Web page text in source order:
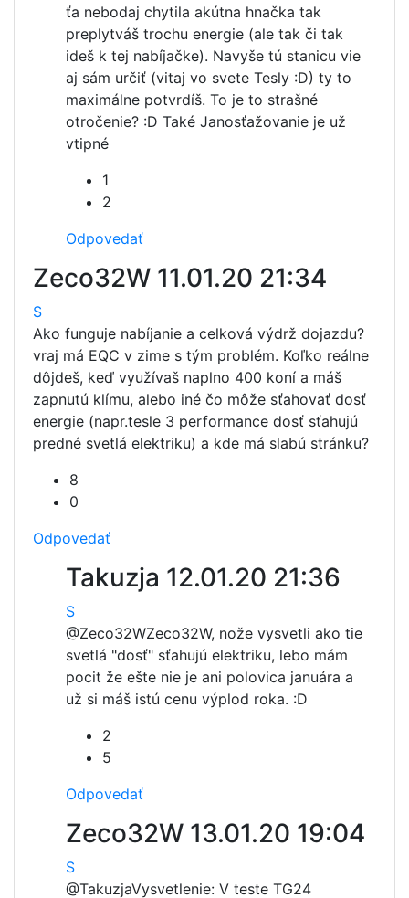
ťa nebodaj chytila akútna hnačka tak
preplytváš trochu energie (ale tak či tak
ideš k tej nabíjačke). Navyše tú stanicu vie
aj sám určiť (vitaj vo svete Tesly :D) ty to
maximálne potvrdíš. To je to strašné
otročenie? :D Také Janosťažovanie je už
vtipné
1
2
Odpovedať
Zeco32W 11.01.20 21:34
S
Ako funguje nabíjanie a celková výdrž dojazdu?
vraj má EQC v zime s tým problém. Koľko reálne
dôjdeš, keď využívaš naplno 400 koní a máš
zapnutú klímu, alebo iné čo môže sťahovať dosť
energie (napr.tesle 3 performance dosť sťahujú
predné svetlá elektriku) a kde má slabú stránku?
8
0
Odpovedať
Takuzja 12.01.20 21:36
S
@Zeco32WZeco32W, nože vysvetli ako tie
svetlá "dosť" sťahujú elektriku, lebo mám
pocit že ešte nie je ani polovica januára a
už si máš istú cenu výplod roka. :D
2
5
Odpovedať
Zeco32W 13.01.20 19:04
S
@TakuzjaVysvetlenie: V teste TG24